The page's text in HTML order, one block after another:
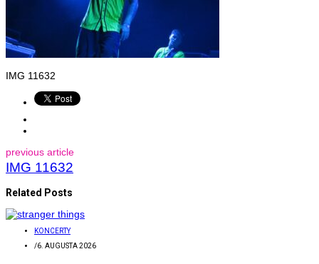
IMG 11632
previous article
IMG 11632
Related Posts
KONCERTY
/6. AUGUSTA 2026